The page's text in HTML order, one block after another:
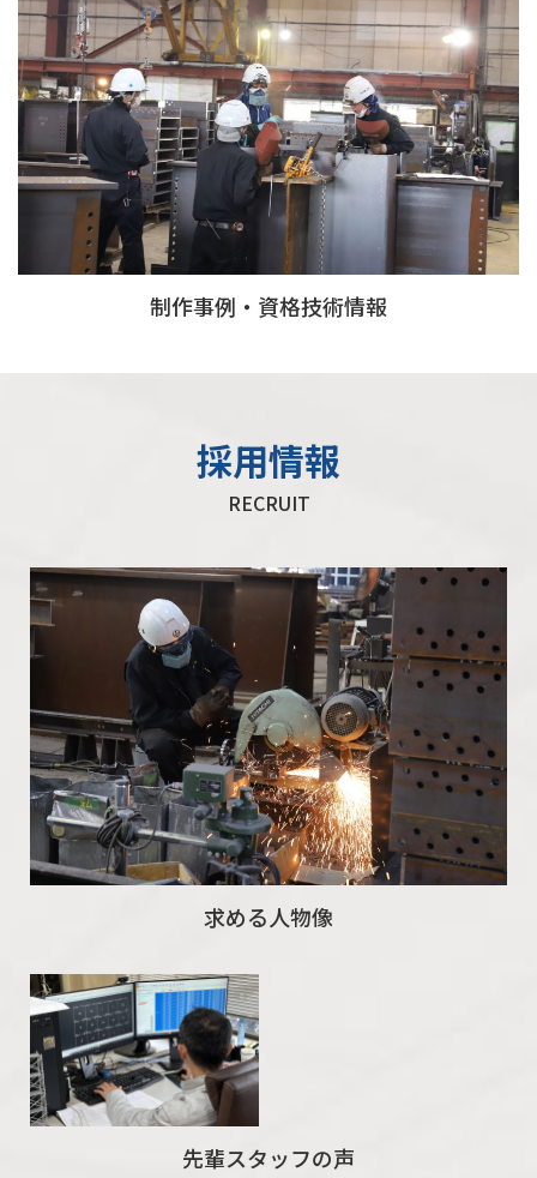
制作事例・資格技術情報
採用情報
RECRUIT
求める人物像
先輩スタッフの声